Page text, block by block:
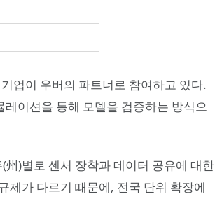
업이 우버의 파트너로 참여하고 있다.
이션을 통해 모델을 검증하는 방식으
州)별로 센서 장착과 데이터 공유에 대한
제가 다르기 때문에, 전국 단위 확장에